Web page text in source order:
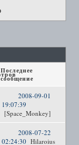
Последнее
сообщение
2008-09-01
19:07:39
[Space_Monkey]
2008-07-22
02:24:30 Hilaroius